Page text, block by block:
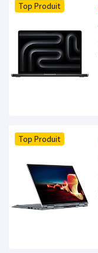
Top Produit
Top Produit